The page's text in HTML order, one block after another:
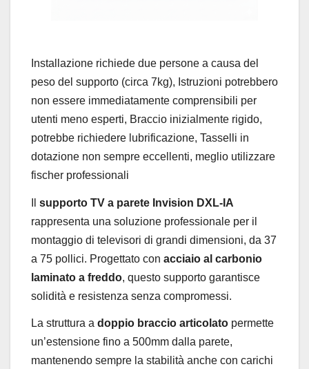
Installazione richiede due persone a causa del
peso del supporto (circa 7kg), Istruzioni potrebbero
non essere immediatamente comprensibili per
utenti meno esperti, Braccio inizialmente rigido,
potrebbe richiedere lubrificazione, Tasselli in
dotazione non sempre eccellenti, meglio utilizzare
fischer professionali
supporto TV a parete Invision DXL-IA
rappresenta una soluzione professionale per il
montaggio di televisori di grandi dimensioni, da 37
a 75 pollici. Progettato con acciaio al carbonio
laminato a freddo, questo supporto garantisce
solidità e resistenza senza compromessi.
La struttura a doppio braccio articolato permette
un’estensione fino a 500mm dalla parete,
mantenendo sempre la stabilità anche con carichi